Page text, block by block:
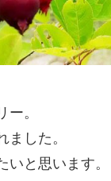
。
した。
と思います。